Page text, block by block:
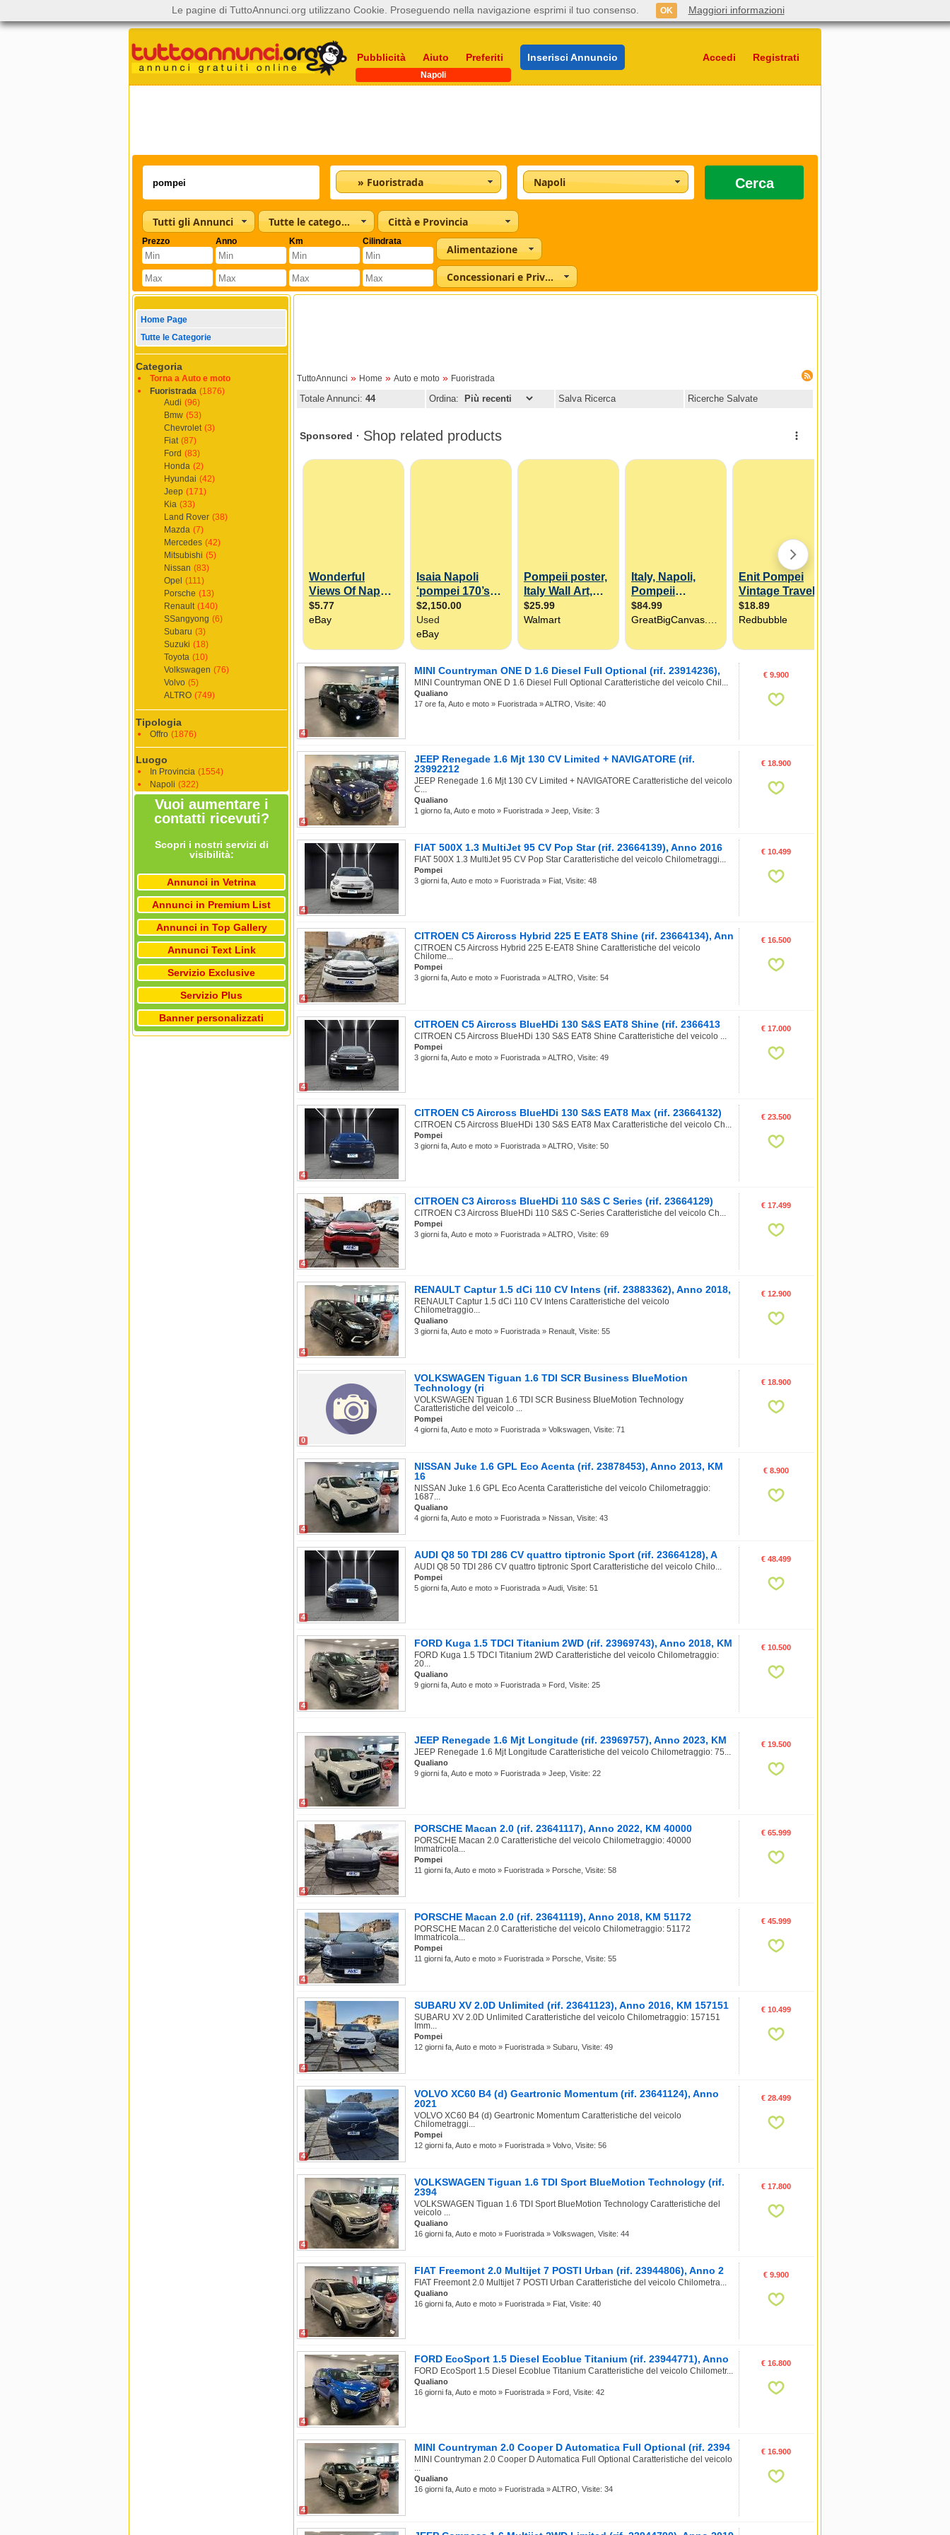
Pubblicità Aiuto Preferiti Inserisci Annuncio Accedi Registrati
Napoli
» Fuoristrada Napoli Cerca
Tutti gli Annunci Tutte le categorie Città e Provincia
Prezzo Anno Km Cilindrata
Alimentazione
Concessionari e Privati
Home Page
Tutte le Categorie
Categoria
Torna a Auto e moto
Fuoristrada (1876)
Audi (96)
Bmw (53)
Chevrolet (3)
Fiat (87)
Ford (83)
Honda (2)
Hyundai (42)
Jeep (171)
Kia (33)
Land Rover (38)
Mazda (7)
Mercedes (42)
Mitsubishi (5)
Nissan (83)
Opel (111)
Porsche (13)
Renault (140)
SSangyong (6)
Subaru (3)
Suzuki (18)
Toyota (10)
Volkswagen (76)
Volvo (5)
ALTRO (749)
Tipologia
Offro (1876)
Luogo
In Provincia (1554)
Napoli (322)
Vuoi aumentare i
contatti ricevuti?
Scopri i nostri servizi di
visibilità:
Annunci in Vetrina
Annunci in Premium List
Annunci in Top Gallery
Annunci Text Link
Servizio Exclusive
Servizio Plus
Banner personalizzati
TuttoAnnunci » Home » Auto e moto » Fuoristrada
Totale Annunci: 44 Ordina: Salva Ricerca Ricerche Salvate
4
MINI Countryman ONE D 1.6 Diesel Full Optional (rif. 23914236),
MINI Countryman ONE D 1.6 Diesel Full Optional Caratteristiche del veicolo Chil...
Qualiano
17 ore fa, Auto e moto » Fuoristrada » ALTRO, Visite: 40
€ 9.900
4
JEEP Renegade 1.6 Mjt 130 CV Limited + NAVIGATORE (rif.
23992212
JEEP Renegade 1.6 Mjt 130 CV Limited + NAVIGATORE Caratteristiche del veicolo
C...
Qualiano
1 giorno fa, Auto e moto » Fuoristrada » Jeep, Visite: 3
€ 18.900
4
FIAT 500X 1.3 MultiJet 95 CV Pop Star (rif. 23664139), Anno 2016
FIAT 500X 1.3 MultiJet 95 CV Pop Star Caratteristiche del veicolo Chilometraggi...
Pompei
3 giorni fa, Auto e moto » Fuoristrada » Fiat, Visite: 48
€ 10.499
4
CITROEN C5 Aircross Hybrid 225 E EAT8 Shine (rif. 23664134), Ann
CITROEN C5 Aircross Hybrid 225 E-EAT8 Shine Caratteristiche del veicolo
Chilome...
Pompei
3 giorni fa, Auto e moto » Fuoristrada » ALTRO, Visite: 54
€ 16.500
4
CITROEN C5 Aircross BlueHDi 130 S&S EAT8 Shine (rif. 2366413
CITROEN C5 Aircross BlueHDi 130 S&S EAT8 Shine Caratteristiche del veicolo ...
Pompei
3 giorni fa, Auto e moto » Fuoristrada » ALTRO, Visite: 49
€ 17.000
4
CITROEN C5 Aircross BlueHDi 130 S&S EAT8 Max (rif. 23664132)
CITROEN C5 Aircross BlueHDi 130 S&S EAT8 Max Caratteristiche del veicolo Ch...
Pompei
3 giorni fa, Auto e moto » Fuoristrada » ALTRO, Visite: 50
€ 23.500
4
CITROEN C3 Aircross BlueHDi 110 S&S C Series (rif. 23664129)
CITROEN C3 Aircross BlueHDi 110 S&S C-Series Caratteristiche del veicolo Ch...
Pompei
3 giorni fa, Auto e moto » Fuoristrada » ALTRO, Visite: 69
€ 17.499
4
RENAULT Captur 1.5 dCi 110 CV Intens (rif. 23883362), Anno 2018,
RENAULT Captur 1.5 dCi 110 CV Intens Caratteristiche del veicolo
Chilometraggio...
Qualiano
3 giorni fa, Auto e moto » Fuoristrada » Renault, Visite: 55
€ 12.900
0
VOLKSWAGEN Tiguan 1.6 TDI SCR Business BlueMotion
Technology (ri
VOLKSWAGEN Tiguan 1.6 TDI SCR Business BlueMotion Technology
Caratteristiche del veicolo ...
Pompei
4 giorni fa, Auto e moto » Fuoristrada » Volkswagen, Visite: 71
€ 18.900
4
NISSAN Juke 1.6 GPL Eco Acenta (rif. 23878453), Anno 2013, KM
16
NISSAN Juke 1.6 GPL Eco Acenta Caratteristiche del veicolo Chilometraggio:
1687...
Qualiano
4 giorni fa, Auto e moto » Fuoristrada » Nissan, Visite: 43
€ 8.900
4
AUDI Q8 50 TDI 286 CV quattro tiptronic Sport (rif. 23664128), A
AUDI Q8 50 TDI 286 CV quattro tiptronic Sport Caratteristiche del veicolo Chilo...
Pompei
5 giorni fa, Auto e moto » Fuoristrada » Audi, Visite: 51
€ 48.499
4
FORD Kuga 1.5 TDCI Titanium 2WD (rif. 23969743), Anno 2018, KM
FORD Kuga 1.5 TDCI Titanium 2WD Caratteristiche del veicolo Chilometraggio:
20...
Qualiano
9 giorni fa, Auto e moto » Fuoristrada » Ford, Visite: 25
€ 10.500
4
JEEP Renegade 1.6 Mjt Longitude (rif. 23969757), Anno 2023, KM
JEEP Renegade 1.6 Mjt Longitude Caratteristiche del veicolo Chilometraggio: 75...
Qualiano
9 giorni fa, Auto e moto » Fuoristrada » Jeep, Visite: 22
€ 19.500
4
PORSCHE Macan 2.0 (rif. 23641117), Anno 2022, KM 40000
PORSCHE Macan 2.0 Caratteristiche del veicolo Chilometraggio: 40000
Immatricola...
Pompei
11 giorni fa, Auto e moto » Fuoristrada » Porsche, Visite: 58
€ 65.999
4
PORSCHE Macan 2.0 (rif. 23641119), Anno 2018, KM 51172
PORSCHE Macan 2.0 Caratteristiche del veicolo Chilometraggio: 51172
Immatricola...
Pompei
11 giorni fa, Auto e moto » Fuoristrada » Porsche, Visite: 55
€ 45.999
4
SUBARU XV 2.0D Unlimited (rif. 23641123), Anno 2016, KM 157151
SUBARU XV 2.0D Unlimited Caratteristiche del veicolo Chilometraggio: 157151
Imm...
Pompei
12 giorni fa, Auto e moto » Fuoristrada » Subaru, Visite: 49
€ 10.499
4
VOLVO XC60 B4 (d) Geartronic Momentum (rif. 23641124), Anno
2021
VOLVO XC60 B4 (d) Geartronic Momentum Caratteristiche del veicolo
Chilometraggi...
Pompei
12 giorni fa, Auto e moto » Fuoristrada » Volvo, Visite: 56
€ 28.499
4
VOLKSWAGEN Tiguan 1.6 TDI Sport BlueMotion Technology (rif.
2394
VOLKSWAGEN Tiguan 1.6 TDI Sport BlueMotion Technology Caratteristiche del
veicolo ...
Qualiano
16 giorni fa, Auto e moto » Fuoristrada » Volkswagen, Visite: 44
€ 17.800
4
FIAT Freemont 2.0 Multijet 7 POSTI Urban (rif. 23944806), Anno 2
FIAT Freemont 2.0 Multijet 7 POSTI Urban Caratteristiche del veicolo Chilometra...
Qualiano
16 giorni fa, Auto e moto » Fuoristrada » Fiat, Visite: 40
€ 9.900
4
FORD EcoSport 1.5 Diesel Ecoblue Titanium (rif. 23944771), Anno
FORD EcoSport 1.5 Diesel Ecoblue Titanium Caratteristiche del veicolo Chilometr...
Qualiano
16 giorni fa, Auto e moto » Fuoristrada » Ford, Visite: 42
€ 16.800
4
MINI Countryman 2.0 Cooper D Automatica Full Optional (rif. 2394
MINI Countryman 2.0 Cooper D Automatica Full Optional Caratteristiche del veicolo
...
Qualiano
16 giorni fa, Auto e moto » Fuoristrada » ALTRO, Visite: 34
€ 16.900
Le pagine di TuttoAnnunci.org utilizzano Cookie. Proseguendo nella navigazione esprimi il tuo consenso. OK Maggiori informazioni